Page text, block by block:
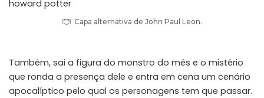
Capa alternativa de John Paul Leon.
Também, sai a figura do monstro do mês e o mistério
que ronda a presença dele e entra em cena um cenário
apocalíptico pelo qual os personagens tem que passar.